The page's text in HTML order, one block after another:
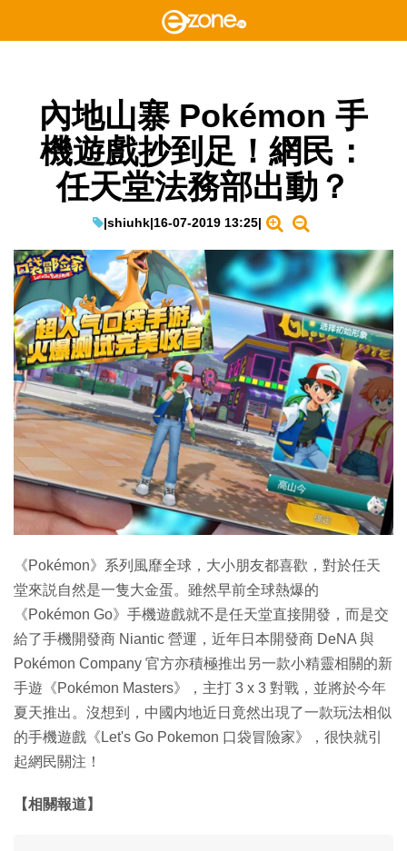
內地山寨 Pokémon 手
機遊戲抄到足！網民：
任天堂法務部出動？
|shiuhk|16-07-2019 13:25|
《Pokémon》系列風靡全球，大小朋友都喜歡，對於任天
堂來説自然是一隻大金蛋。雖然早前全球熱爆的
《Pokémon Go》手機遊戲就不是任天堂直接開發，而是交
給了手機開發商 Niantic 營運，近年日本開發商 DeNA 與
Pokémon Company 官方亦積極推出另一款小精靈相關的新
手遊《Pokémon Masters》，主打 3 x 3 對戰，並將於今年
夏天推出。沒想到，中國内地近日竟然出現了一款玩法相似
的手機遊戲《Let's Go Pokemon 口袋冒險家》，很快就引
起網民關注！
【相關報道】